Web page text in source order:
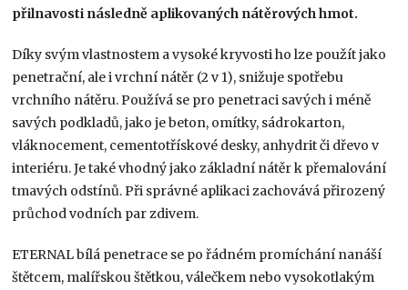
přilnavosti následně aplikovaných nátěrových hmot.
Díky svým vlastnostem a vysoké kryvosti ho lze použít jako
penetrační, ale i vrchní nátěr (2 v 1), snižuje spotřebu
vrchního nátěru. Používá se pro penetraci savých i méně
savých podkladů, jako je beton, omítky, sádrokarton,
vláknocement, cementotřískové desky, anhydrit či dřevo v
interiéru. Je také vhodný jako základní nátěr k přemalování
tmavých odstínů. Při správné aplikaci zachovává přirozený
průchod vodních par zdivem.
ETERNAL bílá penetrace se po řádném promíchání nanáší
štětcem, malířskou štětkou, válečkem nebo vysokotlakým